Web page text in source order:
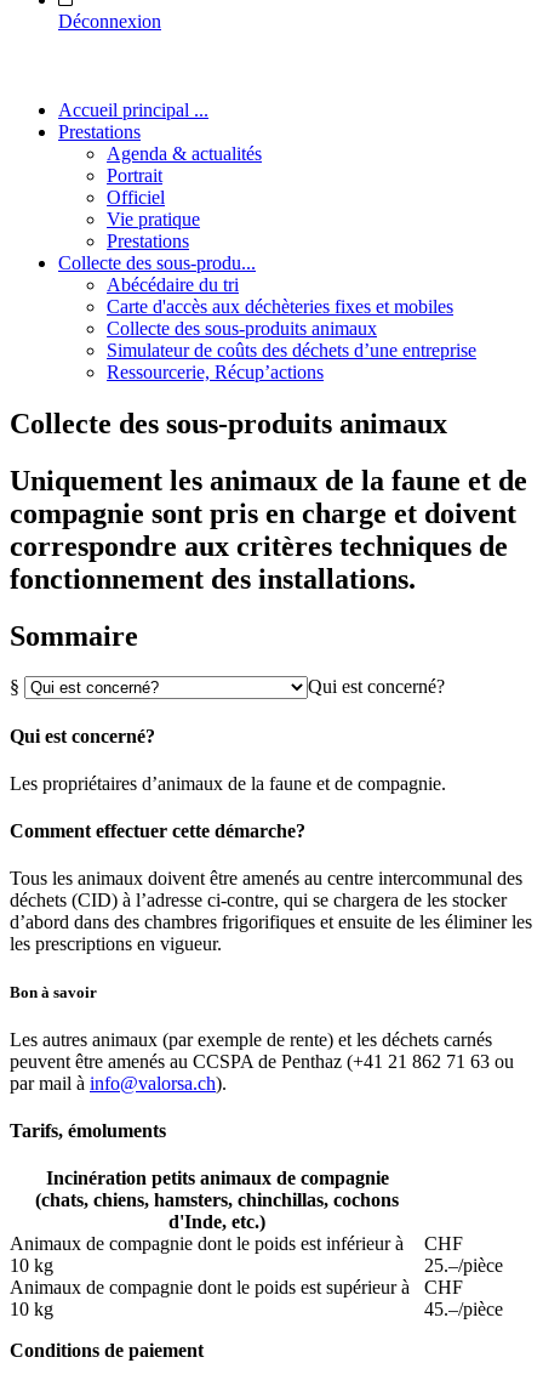
Déconnexion
Accueil principal ...
Prestations
Agenda & actualités
Portrait
Officiel
Vie pratique
Prestations
Collecte des sous-produ...
Abécédaire du tri
Carte d'accès aux déchèteries fixes et mobiles
Collecte des sous-produits animaux
Simulateur de coûts des déchets d’une entreprise
Ressourcerie, Récup’actions
Collecte des sous-produits animaux
Uniquement les animaux de la faune et de
compagnie sont pris en charge et doivent
correspondre aux critères techniques de
fonctionnement des installations.
Sommaire
§ Qui est concerné?
Qui est concerné?
Les propriétaires d’animaux de la faune et de compagnie.
Comment effectuer cette démarche?
Tous les animaux doivent être amenés au centre intercommunal des
déchets (CID) à l’adresse ci-contre, qui se chargera de les stocker
d’abord dans des chambres frigorifiques et ensuite de les éliminer les
les prescriptions en vigueur.
Bon à savoir
Les autres animaux (par exemple de rente) et les déchets carnés
peuvent être amenés au CCSPA de Penthaz (+41 21 862 71 63 ou
par mail à info@valorsa.ch).
Tarifs, émoluments
Incinération petits animaux de compagnie
(chats, chiens, hamsters, chinchillas, cochons
d'Inde, etc.)
Animaux de compagnie dont le poids est inférieur à
10 kg
CHF
25.–/pièce
Animaux de compagnie dont le poids est supérieur à
10 kg
CHF
45.–/pièce
Conditions de paiement